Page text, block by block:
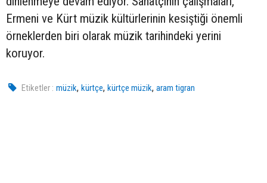
Ermeni ve Kürt müzik kültürlerinin kesiştiği önemli
örneklerden biri olarak müzik tarihindeki yerini
koruyor.
Etiketler : müzik,kürtçe,kürtçe müzik,aram tigran